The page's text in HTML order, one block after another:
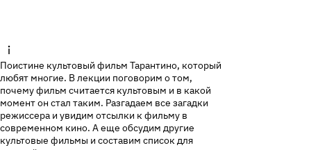
Поистине культовый фильм Тарантино, который
любят многие. В лекции поговорим о том,
почему фильм считается культовым и в какой
момент он стал таким. Разгадаем все загадки
режиссера и увидим отсылки к фильму в
современном кино. А еще обсудим другие
культовые фильмы и составим список для